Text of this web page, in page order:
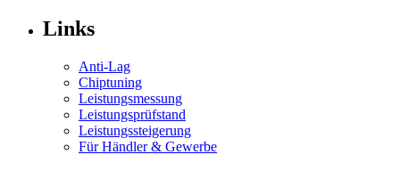
Links
Anti-Lag
Chiptuning
Leistungsmessung
Leistungsprüfstand
Leistungssteigerung
Für Händler & Gewerbe